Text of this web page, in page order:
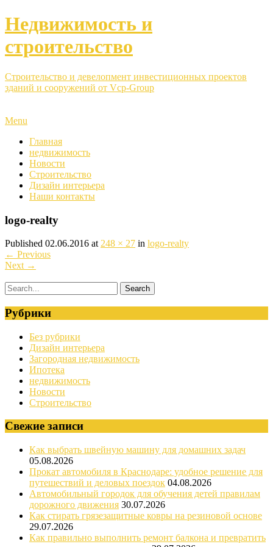
Недвижимость и
строительство
Строительство и девелопмент инвестиционных проектов
зданий и сооружений от Vcp-Group
Menu
Главная
недвижимость
Новости
Строительство
Дизайн интерьера
Наши контакты
logo-realty
Published 02.06.2016 at 248 × 27 in logo-realty
← Previous
Next →
Рубрики
Без рубрики
Дизайн интерьера
Загородная недвижимость
Ипотека
недвижимость
Новости
Строительство
Свежие записи
Как выбрать швейную машину для домашних задач
05.08.2026
Прокат автомобиля в Краснодаре: удобное решение для
путешествий и деловых поездок 04.08.2026
Автомобильный городок для обучения детей правилам
дорожного движения 30.07.2026
Как стирать грязезащитные ковры на резиновой основе
29.07.2026
Как правильно выполнить ремонт балкона и превратить